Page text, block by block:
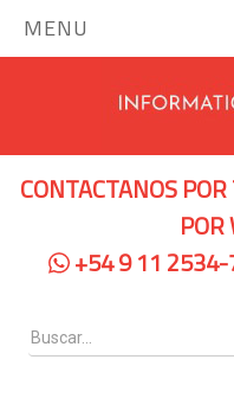
MENU
Notebooks Dell
Pc Hp
CONTACTANOS
+54 9 11 2534-